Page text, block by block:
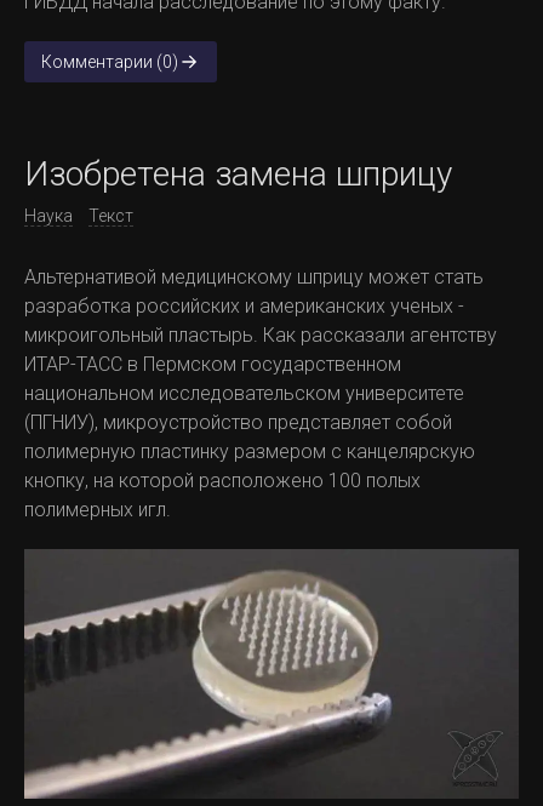
Комментарии (0)
Изобретена замена шприцу
Наука Текст
Альтернативой медицинскому шприцу может стать
разработка российских и американских ученых -
микроигольный пластырь. Как рассказали агентству
ИТАР-ТАСС в Пермском государственном
национальном исследовательском университете
(ПГНИУ), микроустройство представляет собой
полимерную пластинку размером с канцелярскую
кнопку, на которой расположено 100 полых
полимерных игл.